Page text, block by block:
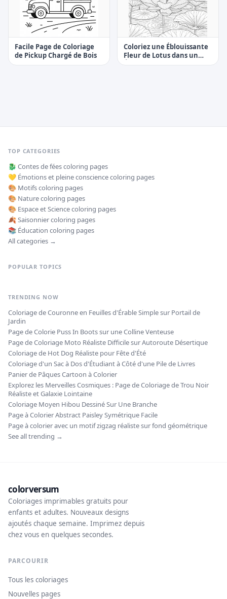
Facile Page de Coloriage
de Pickup Chargé de Bois
Coloriez une Éblouissante
Fleur de Lotus dans un
Étang - Page à Colorier
TOP CATEGORIES
🐉 Contes de féescoloring pages
💛 Émotions et pleine consciencecoloring pages
🎨 Motifscoloring pages
🎨 Naturecoloring pages
🎨 Espace et Sciencecoloring pages
🍂Saisonniercoloring pages
📚 Éducation coloring pages
All categories →
POPULAR TOPICS
TRENDING NOW
Coloriage de Couronne en Feuilles d'Érable Simple sur Portail de
Jardin
Page de Colorie Puss In Boots sur une Colline Venteuse
Page de Coloriage Moto Réaliste Difficile sur Autoroute Désertique
Coloriage de Hot Dog Réaliste pour Fête d'Été
Coloriage d'un Sac à Dos d'Étudiant à Côté d'une Pile de Livres
Panier de Pâques Cartoon à Colorier
Explorez les Merveilles Cosmiques : Page de Coloriage de Trou Noir
Réaliste et Galaxie Lointaine
Coloriage Moyen Hibou Dessiné Sur Une Branche
Page à Colorier Abstract Paisley Symétrique Facile
Page à colorier avec un motif zigzag réaliste sur fond géométrique
See all trending →
colorversum
Coloriages imprimables gratuits pour
enfants et adultes. Nouveaux designs
ajoutés chaque semaine. Imprimez depuis
chez vous en quelques secondes.
PARCOURIR
Tous les coloriages
Nouvelles pages